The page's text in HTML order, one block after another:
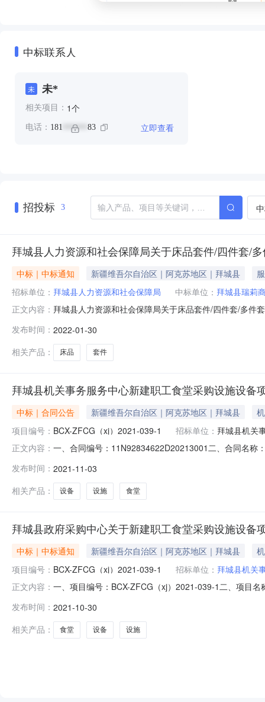
中标联系人
未 未*
相关项目： 1个
电话： 181 ****** 83 立即查看
招投标 3
拜城县人力资源和社会保障局关于床品套件/四件套/
中标｜中标通知 新疆维吾尔自治区｜阿克苏地区｜拜城县
招标单位： 拜城县人力资源和社会保障局 中标单位： 拜城县瑞莉
正文内容： 拜城县人力资源和社会保障局关于床品套件/四件套/多件
编码:652926项目所在行政区划名称:新疆维吾尔自治区
号采购
发布时间： 2022-01-30
相关产品：
床品 套件
拜城县机关事务服务中心新建职工食堂采购设施设备
中标｜合同公告 新疆维吾尔自治区｜阿克苏地区｜拜城县
项目编号： BCX-ZFCG（xj）2021-039-1 招标单位： 拜城县机关
正文内容： 一、合同编号：11N92834622D20213001二、合同名称
（乙方）：拜城县瑞莉商贸有限公司地址：新疆维吾尔
发布时间： 2021-11-03
相关产品：
设备 设施 食堂
拜城县政府采购中心关于新建职工食堂采购设施设备
中标｜中标通知 新疆维吾尔自治区｜阿克苏地区｜拜城县
项目编号： BCX-ZFCG（xj）2021-039-1 招标单位： 拜城县机关
正文内容： 一、项目编号：BCX-ZFCG（xj）2021-039-1二、项目
91652926MA79L6R27Y四、主要标的信息货物类主要
发布时间： 2021-10-30
相关产品：
食堂 设备 设施